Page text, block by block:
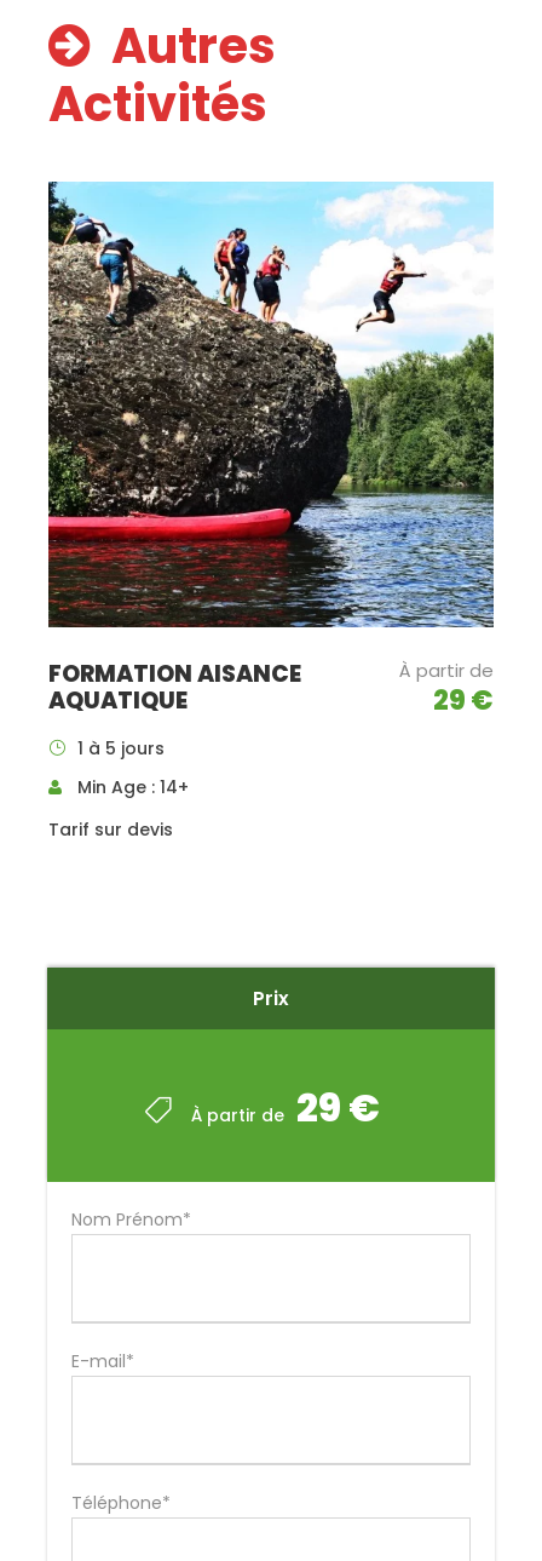
Prix
À partir de 29 €
Nom Prénom*
E-mail*
Téléphone*
Autres
Activités
FORMATION AISANCE
AQUATIQUE
À partir de
29 €
1 à 5 jours
Min Age : 14+
Tarif sur devis